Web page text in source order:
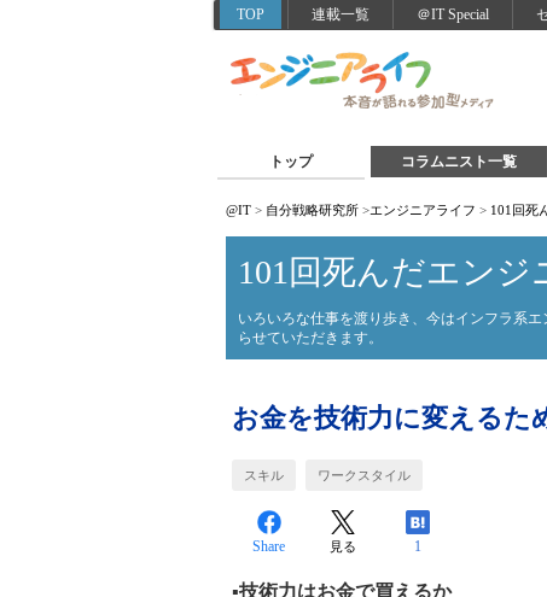
TOP 連載一覧 ＠IT Special
トップ コラムニスト一覧
@IT > 自分戦略研究所 >エンジニアライフ > 101回死
101回死んだエンジ
いろいろな仕事を渡り歩き、今はインフラ系
らせていただきます。
お金を技術力に変えるた
スキル ワークスタイル
Share 見る 1
▪︎技術力はお金で買えるか